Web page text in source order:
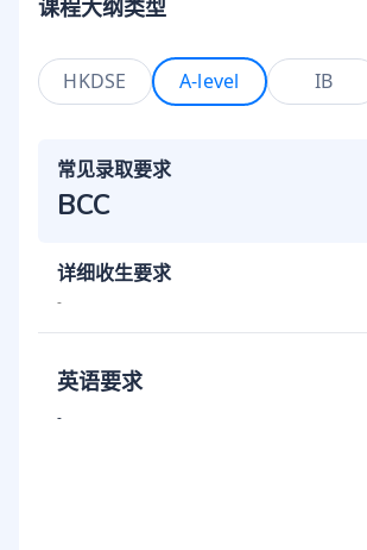
课程大纲类型
HKDSE A-level IB
常见录取要求
BCC
详细收生要求
-
英语要求
-